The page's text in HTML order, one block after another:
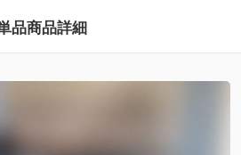
品商品詳細